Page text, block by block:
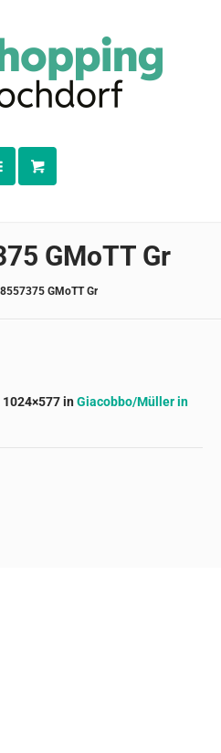
GMoTT Gr
GMoTT Gr
1024×577 inGiacobbo/Müller in